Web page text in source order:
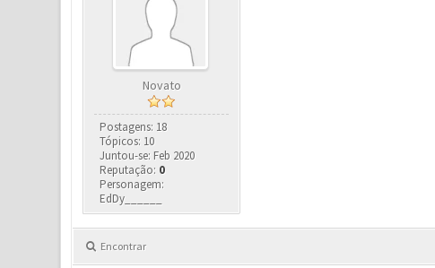
Novato
Postagens: 18
Tópicos: 10
Juntou-se: Feb 2020
Reputação: 0
Personagem:
EdDy______
Encontrar